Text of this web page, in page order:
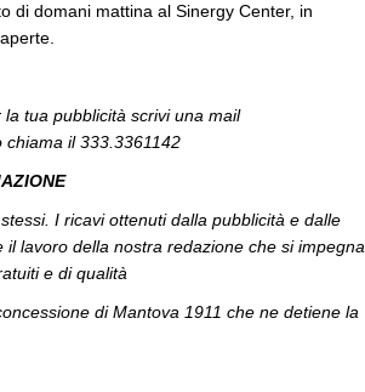
di domani mattina al Sinergy Center, in
tua pubblicità scrivi una mail
chiama il 333.3361142
I ricavi ottenuti dalla pubblicità e dalle
lavoro della nostra redazione che si impegna,
e di qualità
di Mantova 1911 che ne detiene la